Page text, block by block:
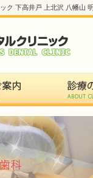
ク 下高井戸 上北沢 八幡山